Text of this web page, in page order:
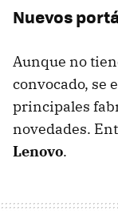
Nuevos
Aunque no
convocado, se
principales
novedades.
Lenovo.